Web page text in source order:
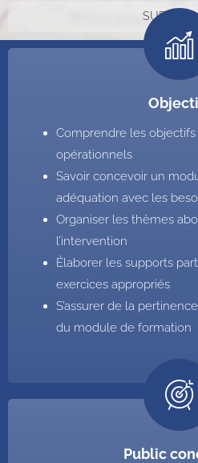
SUR
Comprendre les
opérationnels
Savoir concevoir un
adéquation avec les
Organiser les thèmes
l’intervention
Élaborer les supports
exercices appropriés
S’assurer de la
du module de formation
Public